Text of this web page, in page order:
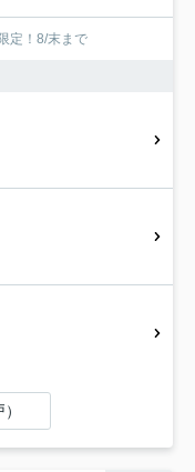
定！8/末まで